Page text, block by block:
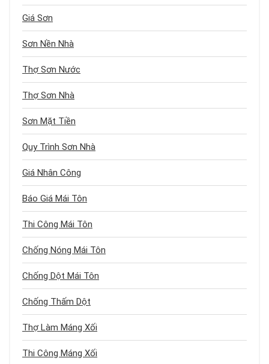
Giá Sơn
Sơn Nền Nhà
Thợ Sơn Nước
Thợ Sơn Nhà
Sơn Mặt Tiền
Quy Trình Sơn Nhà
Giá Nhân Công
Báo Giá Mái Tôn
Thi Công Mái Tôn
Chống Nóng Mái Tôn
Chống Dột Mái Tôn
Chống Thấm Dột
Thợ Làm Máng Xối
Thi Công Máng Xối